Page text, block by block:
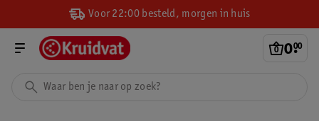
Voor 22:00 besteld, morgen in huis
0.
00